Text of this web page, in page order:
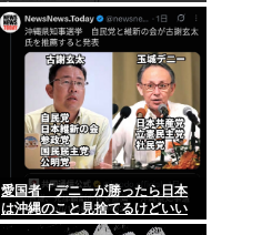
当たっていた！」 これ。
愛国者「デニーが勝ったら日本
は沖縄のこと見捨てるけどいい
の？」